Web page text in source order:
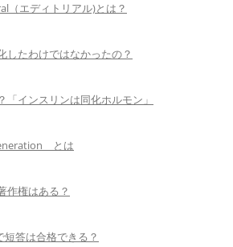
（エディトリアル)とは？
したわけではなかったの？
「インスリンは同化ホルモン」
とは
作権はある？
短答は合格できる？